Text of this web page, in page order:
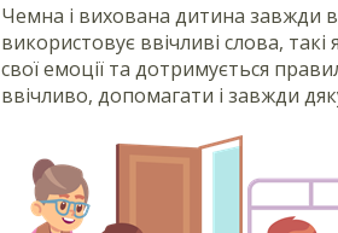
Чемна і вихована дитина завжди
використовує ввічливі слова,
свої емоції та дотримується
ввічливо, допомагати і завжди